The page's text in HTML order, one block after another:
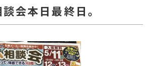
会本日最終日。